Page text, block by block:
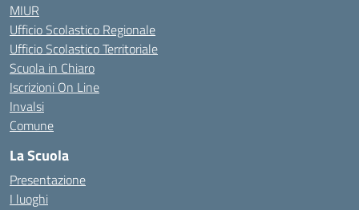
MIUR
Ufficio Scolastico Regionale
Ufficio Scolastico Territoriale
Scuola in Chiaro
Iscrizioni On Line
Invalsi
Comune
La Scuola
Presentazione
I luoghi